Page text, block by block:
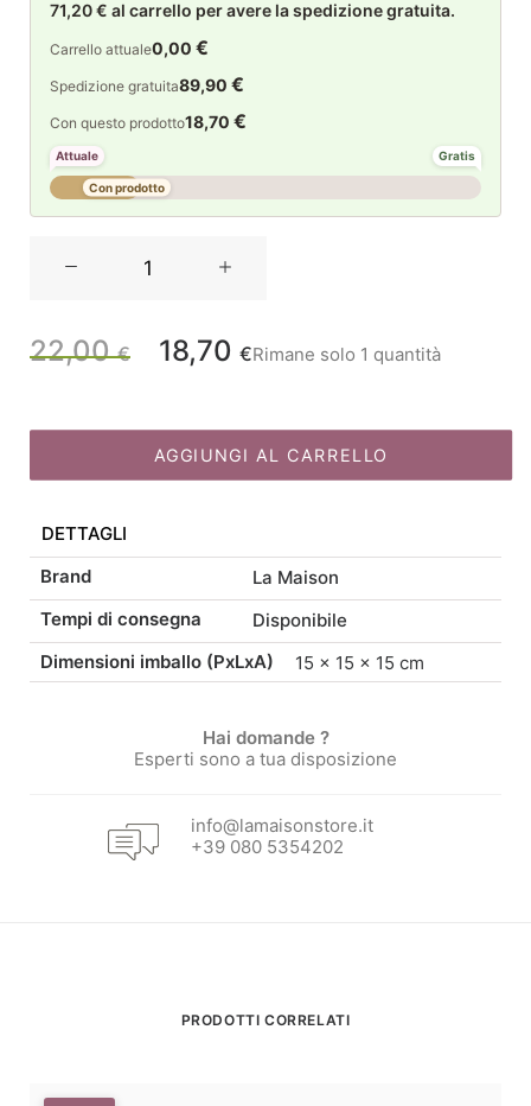
71,20 € al carrello per avere la spedizione gratuita.
Carrello attuale0,00 €
Spedizione gratuita89,90 €
Con questo prodotto18,70 €
Attuale Gratis
Con prodotto
da
3
quantità
22,00€
originale
22,00 €.
18,70 €Il
attuale
18,70 €.
Rimane solo 1 quantità
AGGIUNGI AL CARRELLO
DETTAGLI
Brand
La Maison
Tempi di consegna
Disponibile
Dimensioni imballo (PxLxA)
15 × 15 × 15 cm
Hai domande ?
Esperti sono a tua disposizione
info@lamaisonstore.it
+39 080 5354202
PRODOTTI CORRELATI